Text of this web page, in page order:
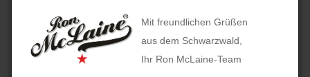
Mit freundlichen Grüßen
aus dem Schwarzwald,
Ihr Ron McLaine-Team